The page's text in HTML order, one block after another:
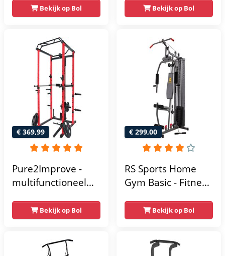
– Lat Pulley
Bekijk op Bol
Compacte home
gym met lat pulley
krachtstation voor
thuis - Compact en
multifunctioneel -
Incl. gratis fitness
Bekijk op Bol
€ 369,99
Pure2Improve -
multifunctioneel
krachtstation -
home gym -
215x111x142
Bekijk op Bol
€ 299,00
RS Sports Home
Gym Basic - Fitness
Bekijk op Bol